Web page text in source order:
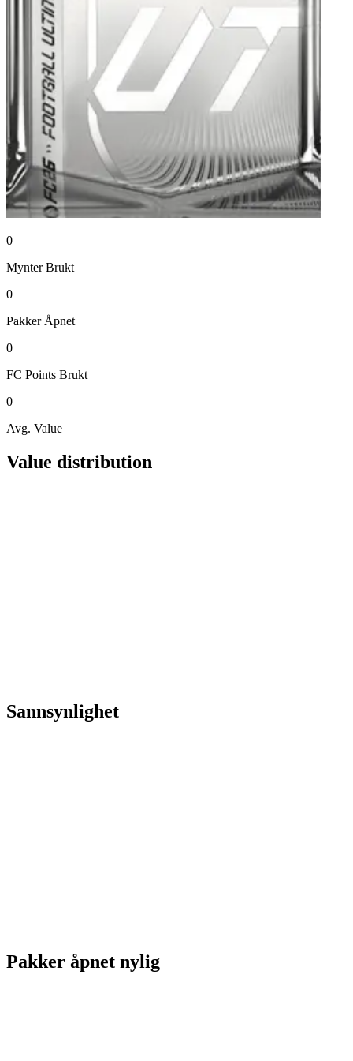
0
Mynter Brukt
0
Pakker Åpnet
0
FC Points Brukt
0
Avg. Value
Value distribution
Sannsynlighet
Pakker åpnet nylig